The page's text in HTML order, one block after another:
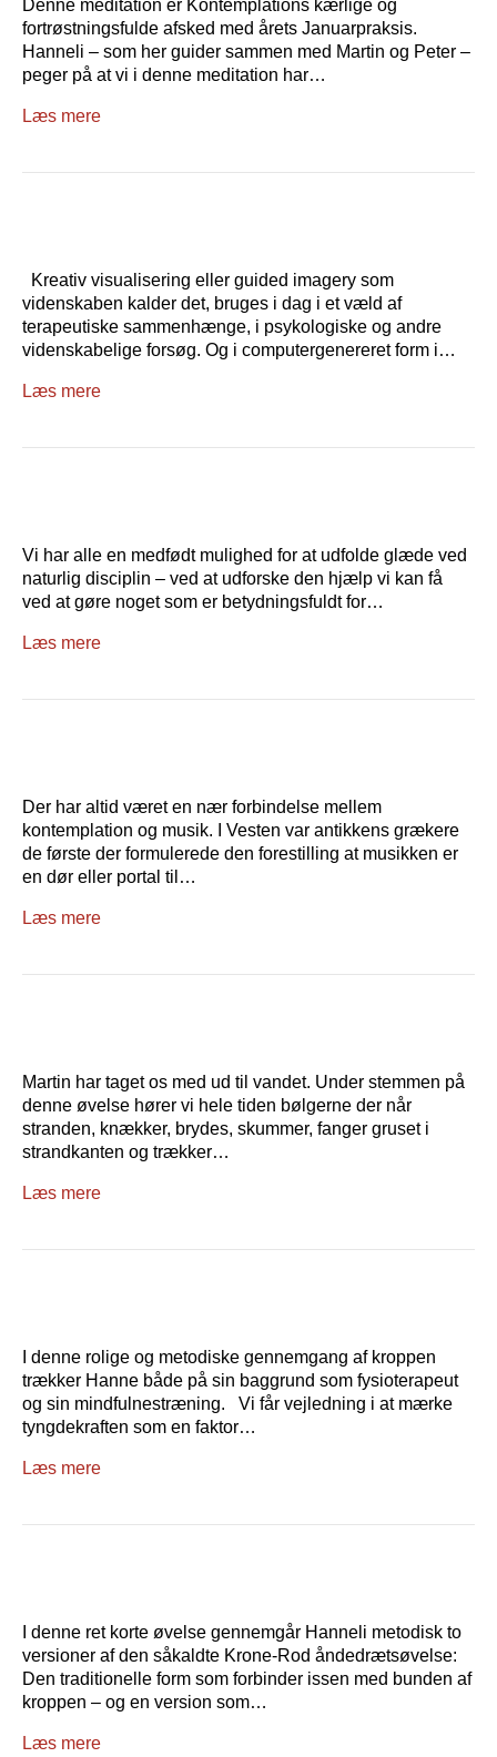
Denne meditation er Kontemplations kærlige og
fortrøstningsfulde afsked med årets Januarpraksis.
Hanneli – som her guider sammen med Martin og Peter –
peger på at vi i denne meditation har…
Læs mere
Kreativ visualisering eller guided imagery som
videnskaben kalder det, bruges i dag i et væld af
terapeutiske sammenhænge, i psykologiske og andre
videnskabelige forsøg. Og i computergenereret form i…
Læs mere
Vi har alle en medfødt mulighed for at udfolde glæde ved
naturlig disciplin – ved at udforske den hjælp vi kan få
ved at gøre noget som er betydningsfuldt for…
Læs mere
Der har altid været en nær forbindelse mellem
kontemplation og musik. I Vesten var antikkens grækere
de første der formulerede den forestilling at musikken er
en dør eller portal til…
Læs mere
Martin har taget os med ud til vandet. Under stemmen på
denne øvelse hører vi hele tiden bølgerne der når
stranden, knækker, brydes, skummer, fanger gruset i
strandkanten og trækker…
Læs mere
I denne rolige og metodiske gennemgang af kroppen
trækker Hanne både på sin baggrund som fysioterapeut
og sin mindfulnestræning. Vi får vejledning i at mærke
tyngdekraften som en faktor…
Læs mere
I denne ret korte øvelse gennemgår Hanneli metodisk to
versioner af den såkaldte Krone-Rod åndedrætsøvelse:
Den traditionelle form som forbinder issen med bunden af
kroppen – og en version som…
Læs mere